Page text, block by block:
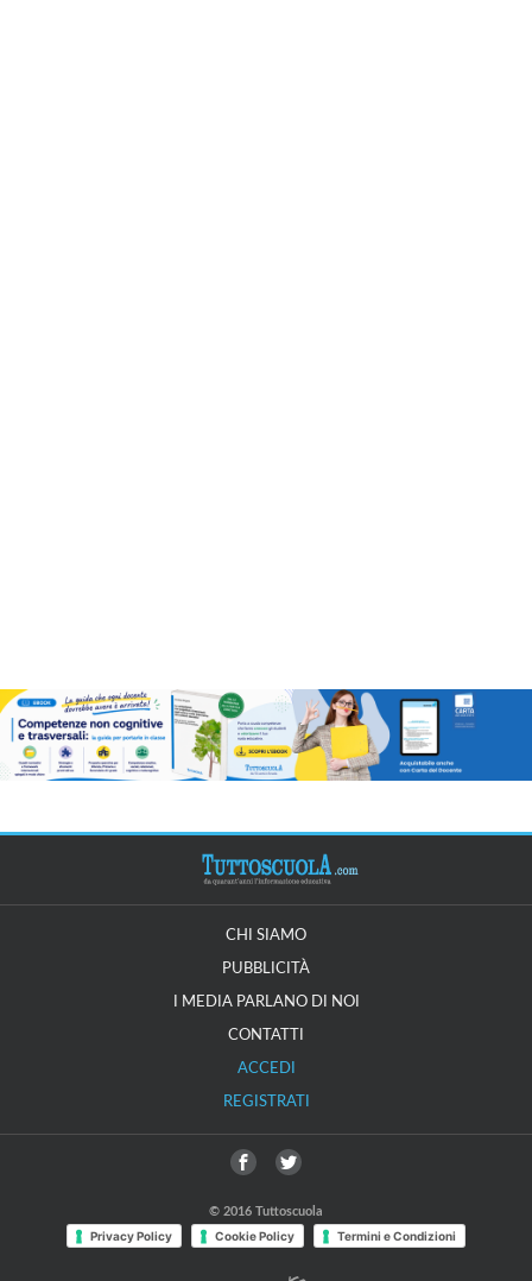
CHI SIAMO
PUBBLICITÀ
I MEDIA PARLANO DI NOI
CONTATTI
ACCEDI
REGISTRATI
© 2016 Tuttoscuola
Privacy Policy Cookie Policy Termini e Condizioni